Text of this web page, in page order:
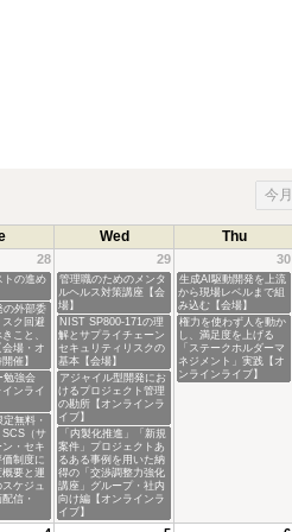
今月
Wed Thu
28 29 30
トの進め
管理職のためのメンタ
ルヘルス対策講座【会
場】
生成AI駆動開発を上流
から現場レベルまで組
み込む【会場】
の外部委
ク回避
こと、
場・オ
催】
NIST SP800-171の理
解とサプライチェーン
セキュリティリスクの
基本【会場】
権力を使わず人を動か
し、満足度を上げる
「ステークホルダーマ
ネジメント」実践【オ
ンラインライブ】
勉強会
ンライ
アジャイル型開発にお
けるプロジェクト管理
の勘所【オンラインラ
イブ】
無料・
（サ
・セキ
制度に
要と運
ケジュ
信・
「内製化推進」「新規
案件」プロジェクトあ
るある事例を用いた納
得の「交渉調整力強化
講座」グループ・社内
向け編【オンラインラ
イブ】